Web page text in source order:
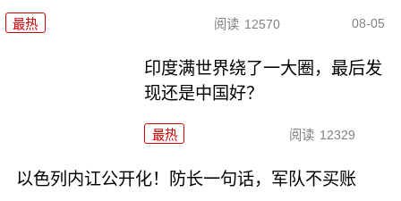
最热 阅读 12570 08-05
印度满世界绕了一大圈，最后发
现还是中国好？
最热 阅读 12329
以色列内讧公开化！防长一句话，军队不买账